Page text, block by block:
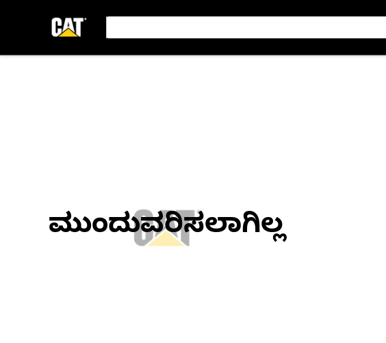
ಮುಂದುವರಿಸಲಾಗಿಲ್ಲ